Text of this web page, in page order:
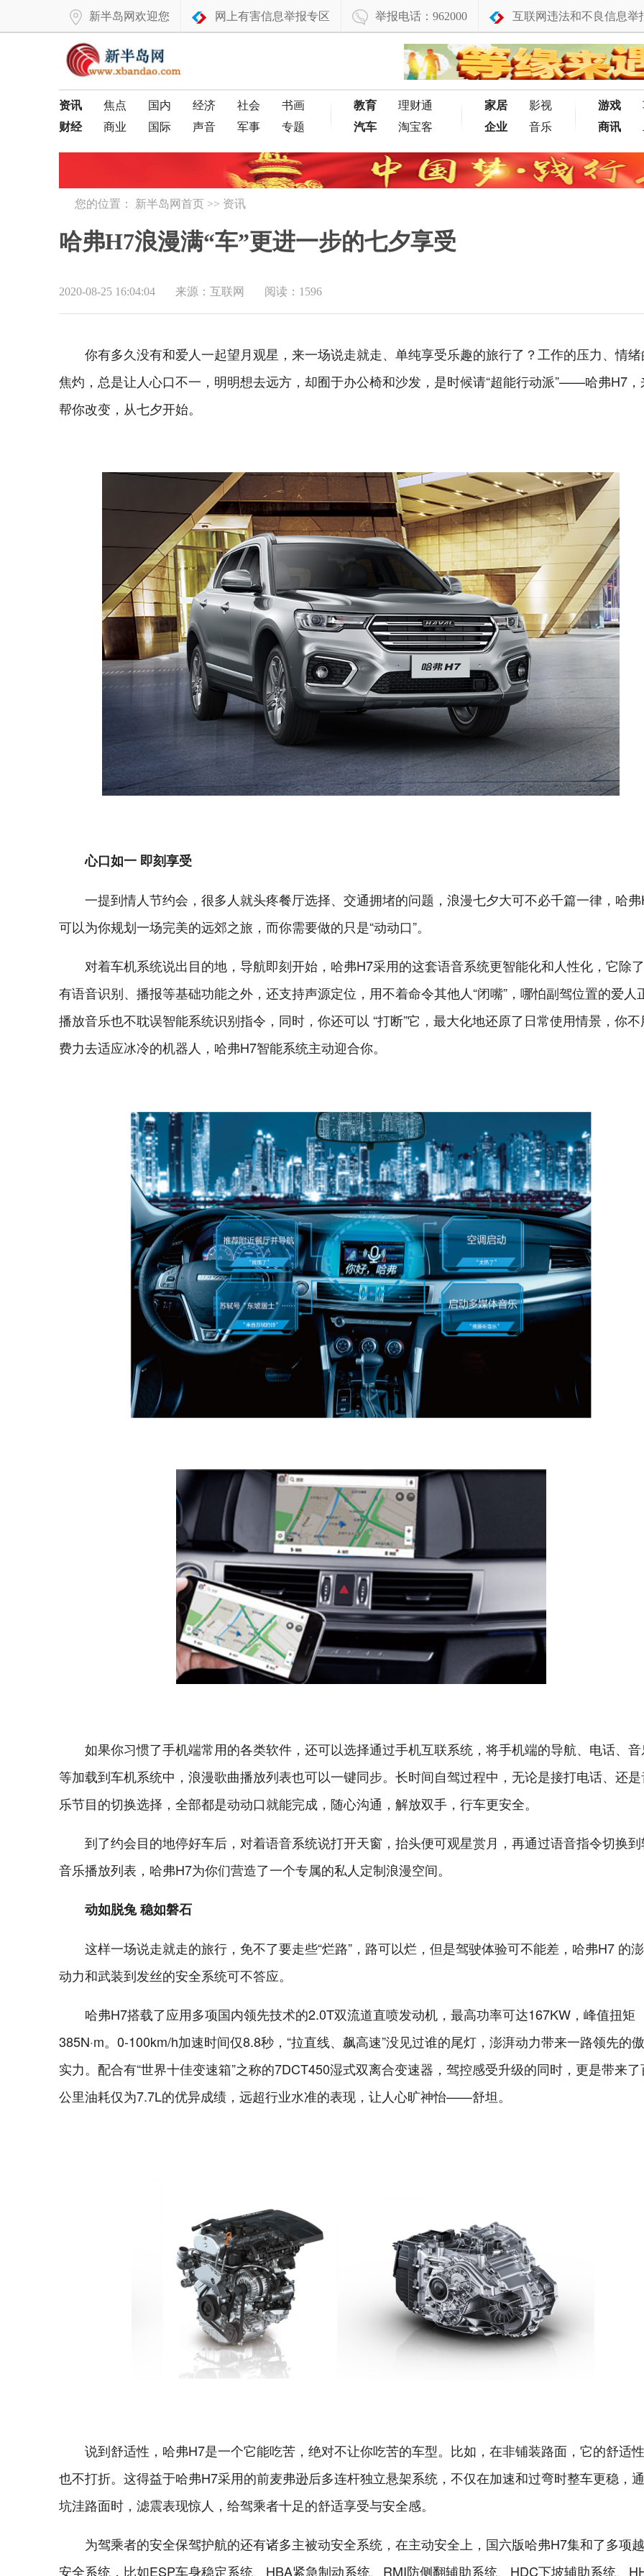
新半岛网欢迎您 网上有害信息举报专区 举报电话：962000 互联网违法和不良信息举
资讯 焦点 国内 经济 社会
书画
财经
商业 国际 声音 军事 专题
教育
理财通
汽车
淘宝客
家居
影视
企业
音乐
游戏
商讯
您的位置： 新半岛网首页 >> 资讯
哈弗H7浪漫满“车”更进一步的七夕享受
2020-08-25 16:04:04 来源：互联网 阅读：1596
你有多久没有和爱人一起望月观星，来一场说走就走、单纯享受乐趣的旅行了？工作的压力、情
焦灼，总是让人心口不一，明明想去远方，却囿于办公椅和沙发，是时候请“超能行动派”——哈弗H7，
帮你改变，从七夕开始。
心口如一 即刻享受
一提到情人节约会，很多人就头疼餐厅选择、交通拥堵的问题，浪漫七夕大可不必千篇一律，哈
可以为你规划一场完美的远郊之旅，而你需要做的只是“动动口”。
对着车机系统说出目的地，导航即刻开始，哈弗H7采用的这套语音系统更智能化和人性化，它除
有语音识别、播报等基础功能之外，还支持声源定位，用不着命令其他人“闭嘴”，哪怕副驾位置的爱人
播放音乐也不耽误智能系统识别指令，同时，你还可以 “打断”它，最大化地还原了日常使用情景，你不
费力去适应冰冷的机器人，哈弗H7智能系统主动迎合你。
如果你习惯了手机端常用的各类软件，还可以选择通过手机互联系统，将手机端的导航、电话、
等加载到车机系统中，浪漫歌曲播放列表也可以一键同步。长时间自驾过程中，无论是接打电话、还
乐节目的切换选择，全部都是动动口就能完成，随心沟通，解放双手，行车更安全。
到了约会目的地停好车后，对着语音系统说打开天窗，抬头便可观星赏月，再通过语音指令切换
音乐播放列表，哈弗H7为你们营造了一个专属的私人定制浪漫空间。
动如脱兔 稳如磐石
这样一场说走就走的旅行，免不了要走些“烂路”，路可以烂，但是驾驶体验可不能差，哈弗H7 的
动力和武装到发丝的安全系统可不答应。
哈弗H7搭载了应用多项国内领先技术的2.0T双流道直喷发动机，最高功率可达167KW，峰值扭矩
385N·m。0-100km/h加速时间仅8.8秒，“拉直线、飙高速”没见过谁的尾灯，澎湃动力带来一路领先的
实力。配合有“世界十佳变速箱”之称的7DCT450湿式双离合变速器，驾控感受升级的同时，更是带来了
公里油耗仅为7.7L的优异成绩，远超行业水准的表现，让人心旷神怡——舒坦。
说到舒适性，哈弗H7是一个它能吃苦，绝对不让你吃苦的车型。比如，在非铺装路面，它的舒适
也不打折。这得益于哈弗H7采用的前麦弗逊后多连杆独立悬架系统，不仅在加速和过弯时整车更稳，
坑洼路面时，滤震表现惊人，给驾乘者十足的舒适享受与安全感。
为驾乘者的安全保驾护航的还有诸多主被动安全系统，在主动安全上，国六版哈弗H7集和了多项
安全系统，比如ESP车身稳定系统、HBA紧急制动系统、RMI防侧翻辅助系统、HDC下坡辅助系统、